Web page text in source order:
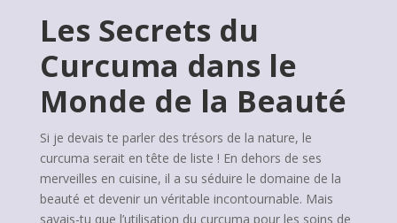
Les Secrets du
Curcuma dans le
Monde de la Beauté
Si je devais te parler des trésors de la nature, le
curcuma serait en tête de liste ! En dehors de ses
merveilles en cuisine, il a su séduire le domaine de la
beauté et devenir un véritable incontournable. Mais
savais-tu que l’utilisation du curcuma pour les soins de